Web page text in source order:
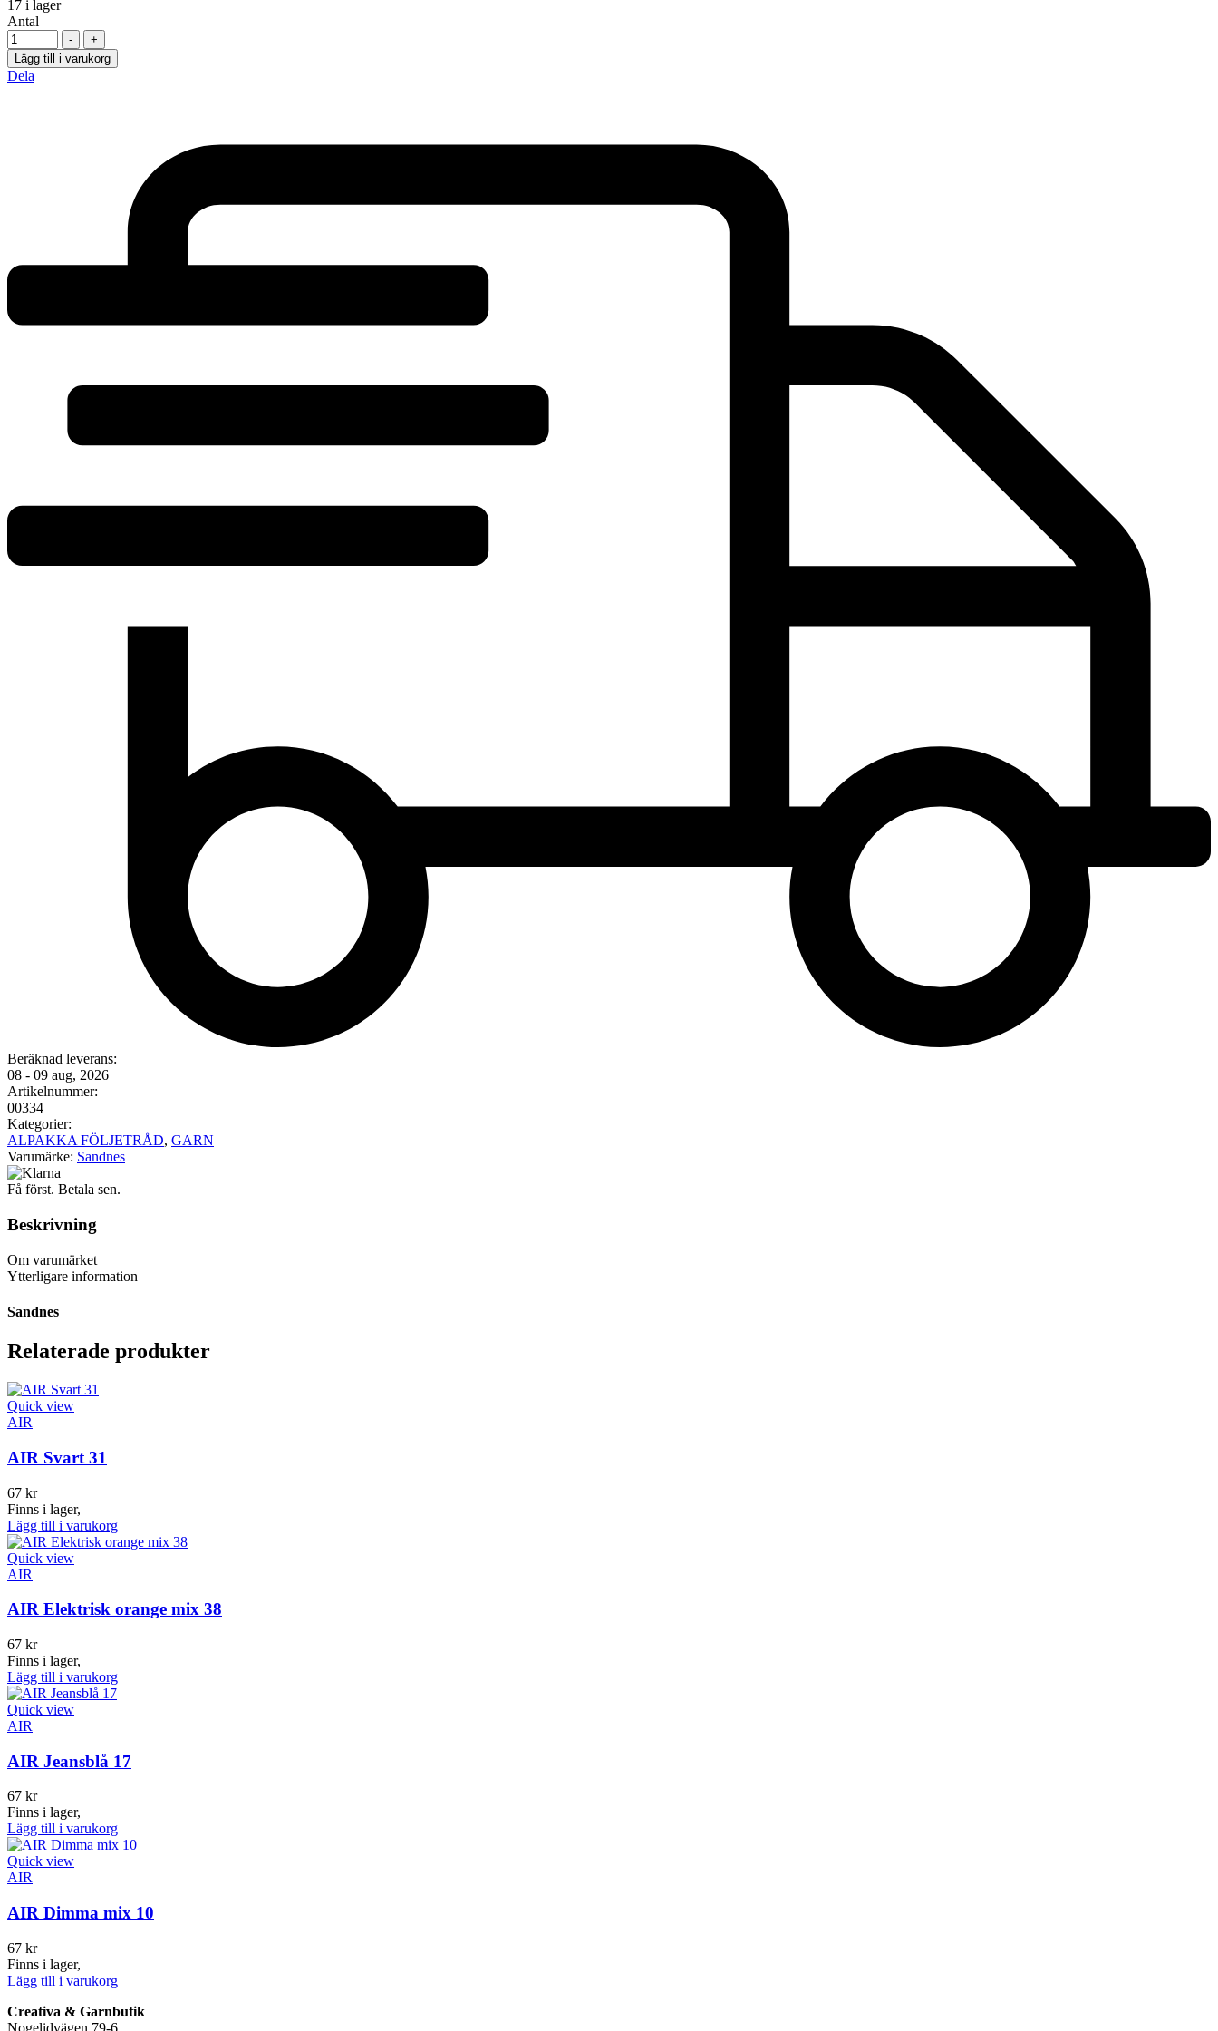
17 i lager
Antal
-
+
Lägg till i varukorg
Dela
Beräknad leverans:
08 - 09 aug, 2026
Artikelnummer:
00334
Kategorier:
ALPAKKA FÖLJETRÅD, GARN
Varumärke: Sandnes
Få först. Betala sen.
Beskrivning
Om varumärket
Ytterligare information
Sandnes
Relaterade produkter
Quick view
AIR
AIR Svart 31
67 kr
Finns i lager,
Lägg till i varukorg
Quick view
AIR
AIR Elektrisk orange mix 38
67 kr
Finns i lager,
Lägg till i varukorg
Quick view
AIR
AIR Jeansblå 17
67 kr
Finns i lager,
Lägg till i varukorg
Quick view
AIR
AIR Dimma mix 10
67 kr
Finns i lager,
Lägg till i varukorg
Creativa & Garnbutik
Nogelidvägen 79-6